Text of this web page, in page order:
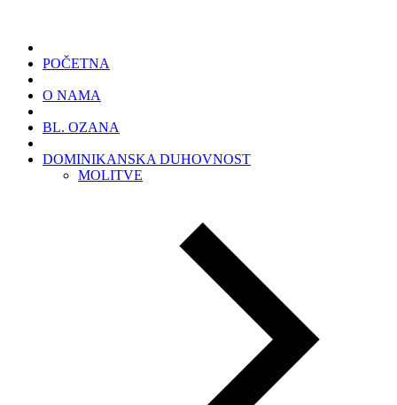
POČETNA
O NAMA
BL. OZANA
DOMINIKANSKA DUHOVNOST
MOLITVE